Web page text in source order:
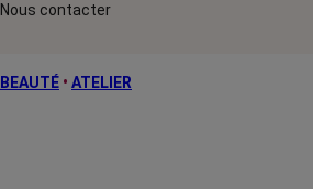
Nous contacter
BEAUTÉ • ATELIER